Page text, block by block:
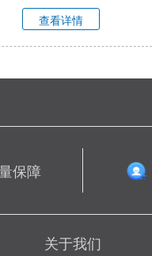
查看详情
保障
关于我们